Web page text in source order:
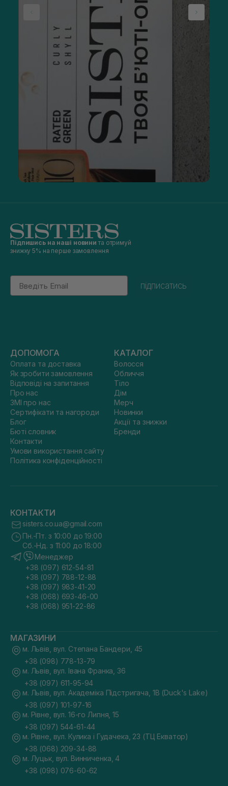
Підпишись на наші новини та отримуй
знижку 5% на перше замовлення
Email
підписатись
ДОПОМОГА
Оплата та доставка
Як зробити замовлення
Відповіді на запитання
Про нас
ЗМІ про нас
Сертифікати та нагороди
Блог
Бюті словник
Контакти
Умови використання сайту
Політика конфіденційності
КАТАЛОГ
Волосся
Обличчя
Тіло
Дім
Мерч
Новинки
Акції та знижки
Бренди
КОНТАКТИ
sisters.co.ua@gmail.com
Пн.-Пт. з 10:00 до 19:00
Сб.-Нд. з 11:00 до 18:00
Менеджер
+38 (097) 612-54-81
+38 (097) 788-12-88
+38 (097) 983-41-20
+38 (068) 693-46-00
+38 (068) 951-22-86
МАГАЗИНИ
м. Львів, вул. Степана Бандери, 45
+38 (098) 778-13-79
м. Львів, вул. Івана Франка, 36
+38 (097) 611-95-94
м. Львів, вул. Академіка Підстригача, 1В (Duck's Lake)
+38 (097) 101-97-16
м. Рівне, вул. 16-го Липня, 15
+38 (097) 544-61-44
м. Рівне, вул. Кулика і Гудачека, 23 (ТЦ Екватор)
+38 (068) 209-34-88
м. Луцьк, вул. Винниченка, 4
+38 (098) 076-60-62